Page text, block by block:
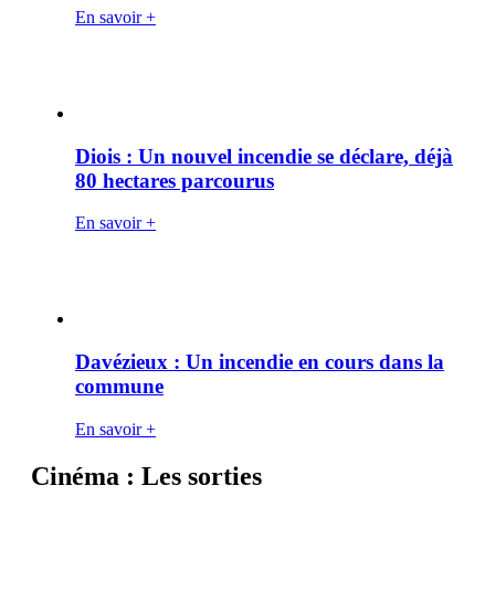
En savoir +
Diois : Un nouvel incendie se déclare, déjà
80 hectares parcourus
En savoir +
Davézieux : Un incendie en cours dans la
commune
En savoir +
Cinéma : Les sorties